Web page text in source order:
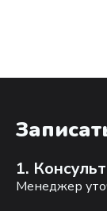
1.
Менеджер